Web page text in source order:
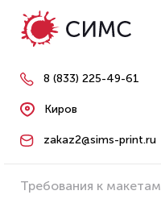
8 (833) 225-49-61
Киров
zakaz2@sims-print.ru
Требования к макетам